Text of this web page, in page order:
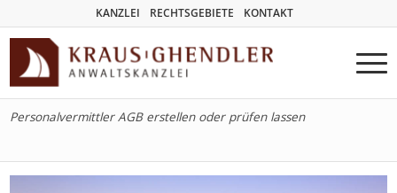
KANZLEI RECHTSGEBIETE KONTAKT
Personalvermittler AGB erstellen oder prüfen lassen